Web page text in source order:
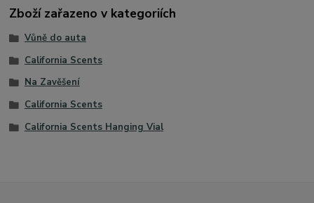
Zboží zařazeno v kategoriích
Vůně do auta
California Scents
Na Zavěšení
California Scents
California Scents Hanging Vial